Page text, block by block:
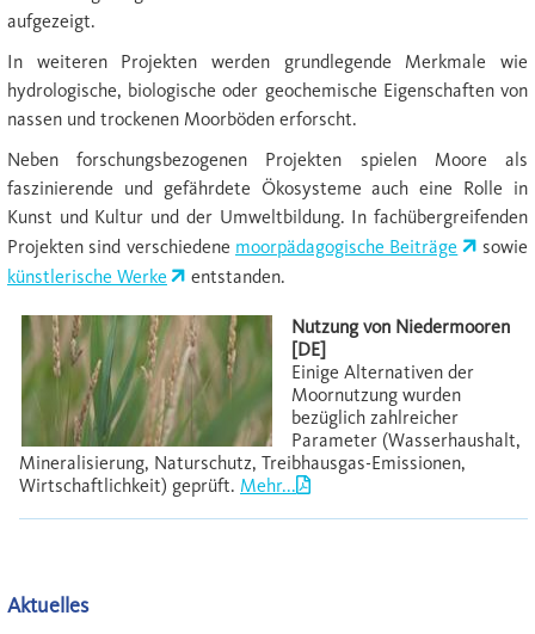
aufgezeigt.
In weiteren Projekten werden grundlegende Merkmale wie
hydrologische, biologische oder geochemische Eigenschaften von
nassen und trockenen Moorböden erforscht.
Neben forschungsbezogenen Projekten spielen Moore als
faszinierende und gefährdete Ökosysteme auch eine Rolle in
Kunst und Kultur und der Umweltbildung. In fachübergreifenden
Projekten sind verschiedene moorpädagogische Beiträge
sowie
künstlerische Werke
entstanden.
Nutzung von Niedermooren
[DE]
Einige Alternativen der
Moornutzung wurden
bezüglich zahlreicher
Parameter (Wasserhaushalt,
Mineralisierung, Naturschutz, Treibhausgas-Emissionen,
Wirtschaftlichkeit) geprüft. Mehr...
Aktuelles